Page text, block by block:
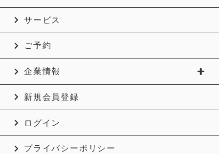
サービス
ご予約
企業情報
新規会員登録
ログイン
プライバシーポリシー